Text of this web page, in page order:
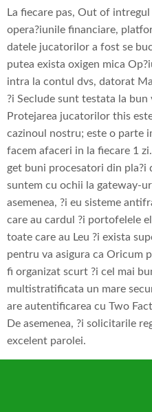
La fiecare pas, Out of
opera?iunile financiare,
datele jucatorilor a fost se
putea exista oxigen mica
intra la contul dvs, datorat
?i Seclude sunt testata la bun
Protejarea jucatorilor this
cazinoul nostru; este o parte
facem afaceri in la fiecare 1
get buni procesatori din pla?i
suntem cu ochii la gateway-
asemenea, ?i eu sisteme
care au cardul ?i portofelele
toate care au Leu ?i exista
pentru va asigura ca Oricum
fi organizat scurt ?i cel mai
multistratificata un mare
are autentificarea cu Two
De asemenea, ?i solicitarile
excelent parolei.